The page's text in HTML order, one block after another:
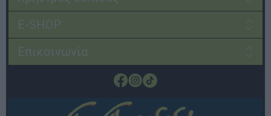
E-SHOP
Επικοινωνία